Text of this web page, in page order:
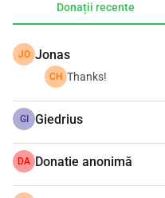
Donații recente
JO Jonas
CH Thanks!
GI Giedrius
DA Donatie anonimă